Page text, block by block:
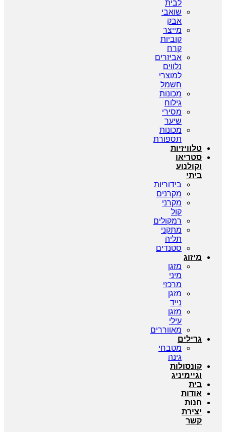
לבית
שואבי
אבק
מייצר
קוביות
קרח
אביזרים
נלווים
למוצרי
חשמל
מכונות
גילוח
מסירי
שיער
מכונות
תספורת
טלוויזיות
סטריאו
וקולנוע
ביתי
בידוריות
מקרנים
מקרני
קול
רמקולים
מתקני
תליה
סטנדים
מיזוג
מזגן
מיני
מרכזי
מזגן
נייד
מזגן
עילי
מאווררים
גרילים
מטבחי
גינה
קונסולות
וגיימיניג
בית
אודות
חנות
יצירת
קשר